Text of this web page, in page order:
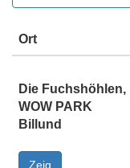
Ort
Die Fuchshöhlen,
WOW PARK
Billund